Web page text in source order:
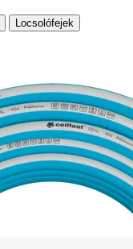
Locsolófejek